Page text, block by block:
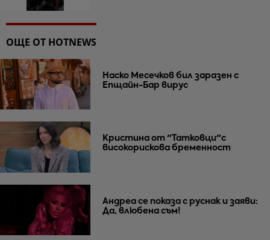
ОЩЕ ОТ HOTNEWS
Наско Месечков бил заразен с
Епщайн-Бар вирус
Кристина от "Татковци"с
високорискова бременност
Андреа се показа с руснак и заяви:
Да, влюбена съм!